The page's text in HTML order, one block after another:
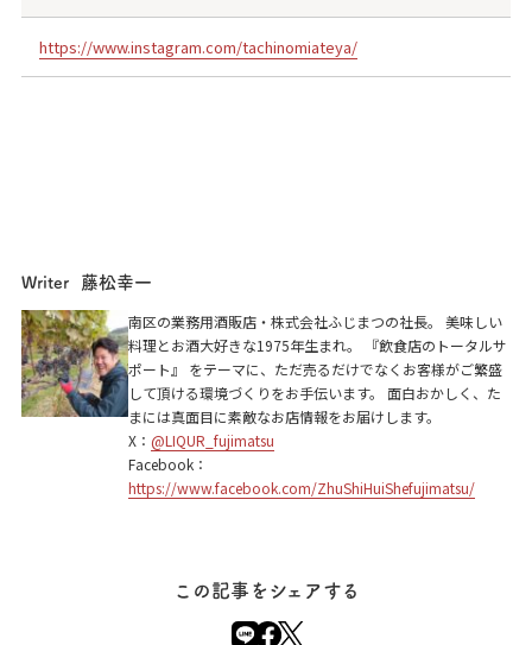
https://www.instagram.com/tachinomiateya/
京都市上京区般舟院前町125‐2（千本今出川交
差点東入ル北側）
Writer 藤松幸一
南区の業務用酒販店・株式会社ふじまつの社長。 美味しい
料理とお酒大好きな1975年生まれ。 『飲食店のトータルサ
ポート』 をテーマに、ただ売るだけでなくお客様がご繁盛
して頂ける環境づくりをお手伝います。 面白おかしく、た
まには真面目に素敵なお店情報をお届けします。
X： @LIQUR_fujimatsu
Facebook：
https://www.facebook.com/ZhuShiHuiShefujimatsu/
この記事をシェアする